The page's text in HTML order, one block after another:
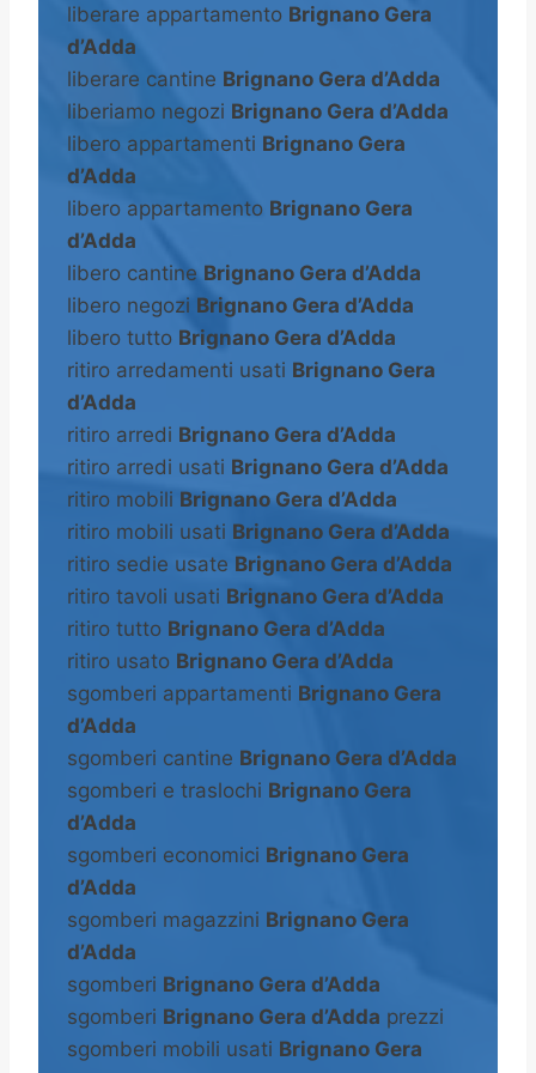
liberare appartamento Brignano Gera
d’Adda
liberare cantine Brignano Gera d’Adda
liberiamo negozi Brignano Gera d’Adda
libero appartamenti Brignano Gera
d’Adda
libero appartamento Brignano Gera
d’Adda
libero cantine Brignano Gera d’Adda
libero negozi Brignano Gera d’Adda
libero tutto Brignano Gera d’Adda
ritiro arredamenti usati Brignano Gera
d’Adda
ritiro arredi Brignano Gera d’Adda
ritiro arredi usati Brignano Gera d’Adda
ritiro mobili Brignano Gera d’Adda
ritiro mobili usati Brignano Gera d’Adda
ritiro sedie usate Brignano Gera d’Adda
ritiro tavoli usati Brignano Gera d’Adda
ritiro tutto Brignano Gera d’Adda
ritiro usato Brignano Gera d’Adda
sgomberi appartamenti Brignano Gera
d’Adda
sgomberi cantine Brignano Gera d’Adda
sgomberi e traslochi Brignano Gera
d’Adda
sgomberi economici Brignano Gera
d’Adda
sgomberi magazzini Brignano Gera
d’Adda
sgomberi Brignano Gera d’Adda
sgomberi Brignano Gera d’Adda prezzi
sgomberi mobili usati Brignano Gera